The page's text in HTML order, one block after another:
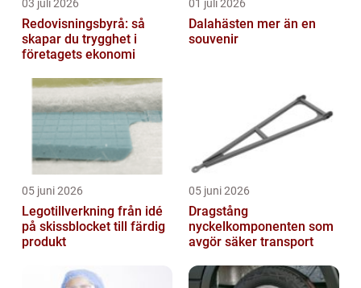
03 juli 2026
Redovisningsbyrå: så
skapar du trygghet i
företagets ekonomi
01 juli 2026
Dalahästen mer än en
souvenir
05 juni 2026
Legotillverkning från idé
på skissblocket till färdig
produkt
05 juni 2026
Dragstång
nyckelkomponenten som
avgör säker transport